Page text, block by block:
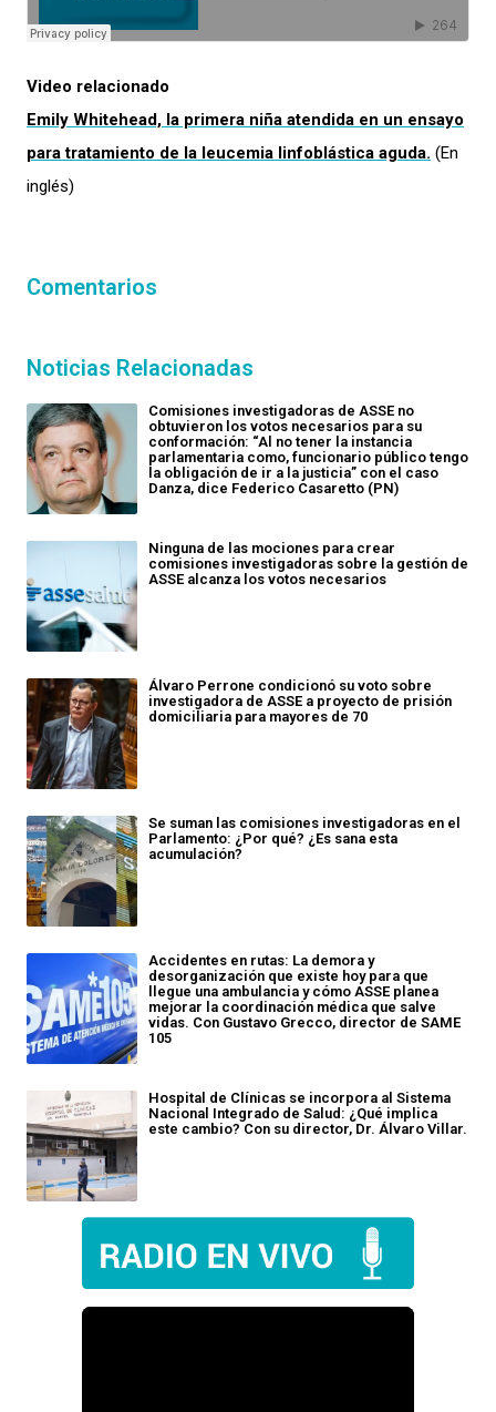
Video relacionado
Emily Whitehead, la primera niña atendida en un ensayo
para tratamiento de la leucemia linfoblástica aguda. (En
inglés)
Comentarios
Noticias Relacionadas
Comisiones investigadoras de ASSE no
obtuvieron los votos necesarios para su
conformación: “Al no tener la instancia
parlamentaria como, funcionario público tengo
la obligación de ir a la justicia” con el caso
Danza, dice Federico Casaretto (PN)
Ninguna de las mociones para crear
comisiones investigadoras sobre la gestión de
ASSE alcanza los votos necesarios
Álvaro Perrone condicionó su voto sobre
investigadora de ASSE a proyecto de prisión
domiciliaria para mayores de 70
Se suman las comisiones investigadoras en el
Parlamento: ¿Por qué? ¿Es sana esta
acumulación?
Accidentes en rutas: La demora y
desorganización que existe hoy para que
llegue una ambulancia y cómo ASSE planea
mejorar la coordinación médica que salve
vidas. Con Gustavo Grecco, director de SAME
105
Hospital de Clínicas se incorpora al Sistema
Nacional Integrado de Salud: ¿Qué implica
este cambio? Con su director, Dr. Álvaro Villar.